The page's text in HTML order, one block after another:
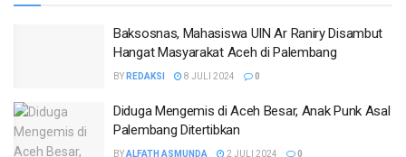
Baksosnas, Mahasiswa UIN Ar Raniry Disambut
Hangat Masyarakat Aceh di Palembang
BY REDAKSI 8 JULI 2024 0
Diduga Mengemis di Aceh Besar, Anak Punk Asal
Palembang Ditertibkan
BYALFATH ASMUNDA 2 JULI 2024 0